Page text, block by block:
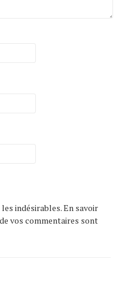
indésirables.En savoir
vos commentaires sont